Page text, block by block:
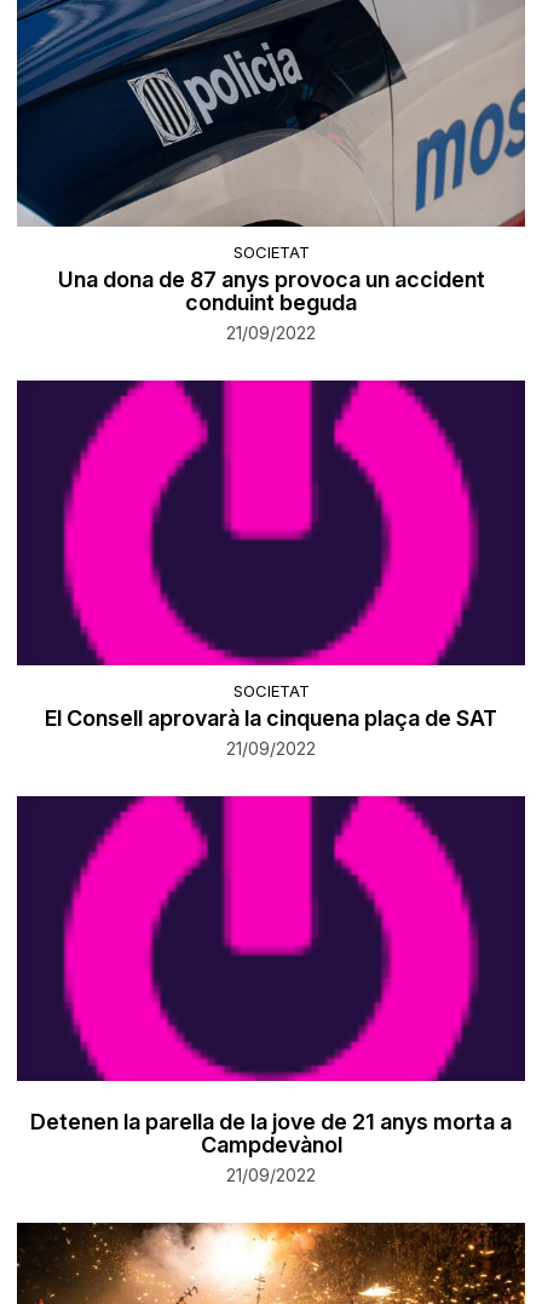
SOCIETAT
Una dona de 87 anys provoca un accident
conduint beguda
21/09/2022
SOCIETAT
​El Consell aprovarà la cinquena plaça de SAT
21/09/2022
Detenen la parella de la jove de 21 anys morta a
Campdevànol
21/09/2022